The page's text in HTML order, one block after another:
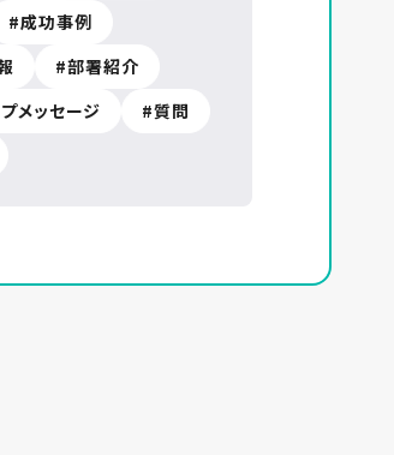
成功事例
部署紹介
メッセージ
質問